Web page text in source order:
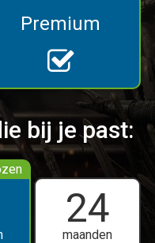
Premium
bij je past:
24
maanden